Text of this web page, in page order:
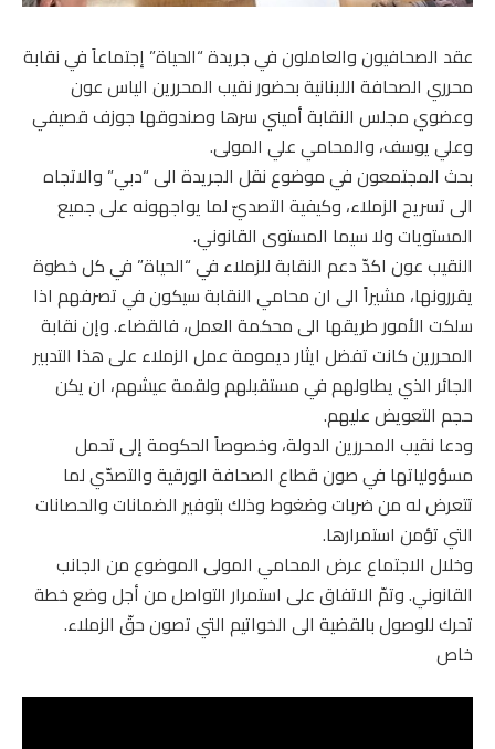
عقد الصحافيون والعاملون في جريدة “الحياة” إجتماعاً في نقابة
محرري الصحافة اللبنانية بحضور نقيب المحررين الياس عون
وعضوي مجلس النقابة أميني سرها وصندوقها جوزف قصيفي
وعلي يوسف، والمحامي علي المولى.
بحث المجتمعون في موضوع نقل الجريدة الى “دبي” والاتجاه
الى تسريح الزملاء، وكيفية التصديّ لما يواجهونه على جميع
المستويات ولا سيما المستوى القانوني.
النقيب عون اكدّ دعم النقابة للزملاء في “الحياة” في كل خطوة
يقررونها، مشيراً الى ان محامي النقابة سيكون في تصرفهم اذا
سلكت الأمور طريقها الى محكمة العمل، فالقضاء. وإن نقابة
المحررين كانت تفضل ايثار ديمومة عمل الزملاء على هذا التدبير
الجائر الذي يطاولهم في مستقبلهم ولقمة عيشهم، ان يكن
حجم التعويض عليهم.
ودعا نقيب المحررين الدولة، وخصوصاً الحكومة إلى تحمل
مسؤولياتها في صون قطاع الصحافة الورقية والتصدّي لما
تتعرض له من ضربات وضغوط وذلك بتوفير الضمانات والحصانات
التي تؤمن استمرارها.
وخلال الاجتماع عرض المحامي المولى الموضوع من الجانب
القانوني. وتمّ الاتفاق على استمرار التواصل من أجل وضع خطة
تحرك للوصول بالقضية الى الخواتيم التي تصون حقّ الزملاء.
خاص